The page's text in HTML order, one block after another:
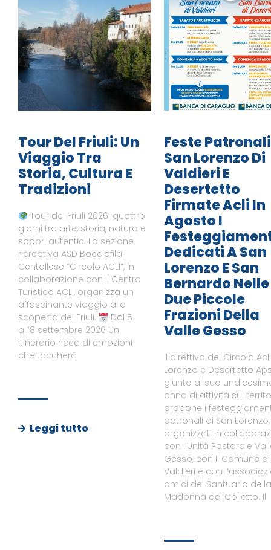
Tour Del Friuli: Un
Viaggio Tra
Storia, Cultura E
Tradizioni
Tour del Friuli 2026: quattro
giorni tra arte, storia, natura e
sapori autentici La sezione
ricreativa ASD Bocciofila
Centallese “Circolo ACLI”, in
collaborazione con il Centro
Turistico ACLI, organizza un
affascinante viaggio alla
scoperta del Friuli.
Dal 5
all’8 settembre 2026 Un
itinerario ricco di emozioni
che toccherà
Leggi tutto
Feste
San Lorenzo Di
Valdieri E
Desertetto
Firmate Acli In
Agosto I
Dedicati A San
Lorenzo E San
Bernardo Nelle
Due Piccole
Frazioni Della
Valle Gesso
Il direttivo del Circolo
Lorenzo e Desertetto
giunto al suo
anno di attività sul
propone i
patronali di San Lorenzo,
organizzati in
con l’Unità Pastorale
Gesso, con il Comune di
Valdieri e con
amici del Santuario della
Madonna del Colletto. Il